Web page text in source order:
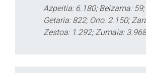
Azpeitia: 6.180; Beizama:
Getaria: 822; Orio: 2.150;
Zestoa: 1.292; Zumaia: 3.968